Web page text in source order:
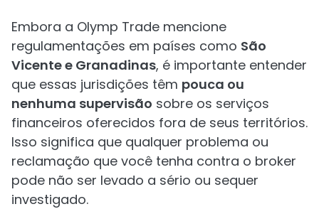
Embora a Olymp Trade mencione
regulamentações em países como São
Vicente e Granadinas, é importante entender
que essas jurisdições têm pouca ou
nenhuma supervisão sobre os serviços
financeiros oferecidos fora de seus territórios.
Isso significa que qualquer problema ou
reclamação que você tenha contra o broker
pode não ser levado a sério ou sequer
investigado.